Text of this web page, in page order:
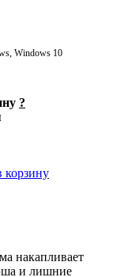
Windows 10
?
корзину
накапливает
и лишние